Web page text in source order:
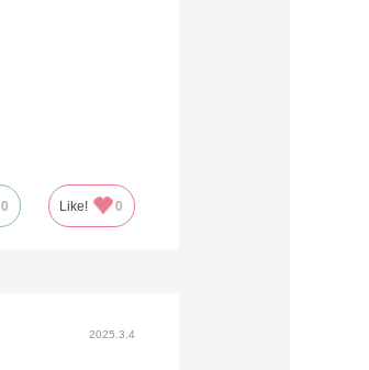
0 Like! 0
2025.3.4